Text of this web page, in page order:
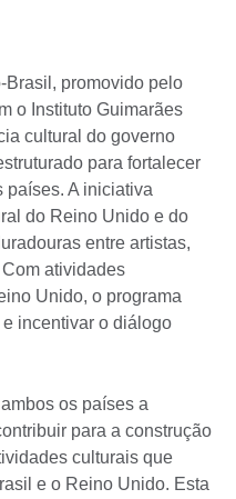
Brasil, promovido pelo
o Instituto Guimarães
cultural do governo
para fortalecer
países. A iniciativa
do Reino Unido e do
entre artistas,
atividades
Unido, o programa
incentivar o diálogo
os países a
para a construção
culturais que
e o Reino Unido. Esta